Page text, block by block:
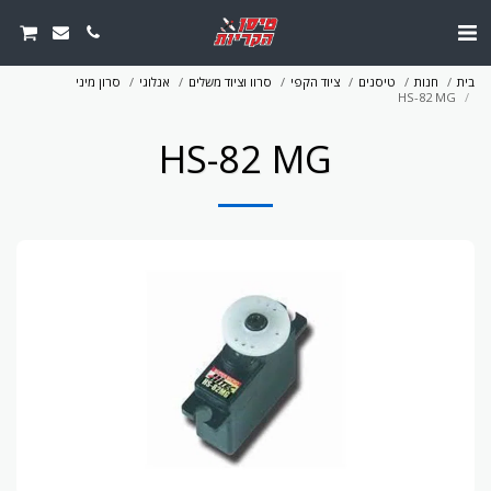
בית חנות טיסנים ציוד הקפי סרוו וציוד משלים אנלוגי
סרון מיני
HS-82 MG
HS-82 MG